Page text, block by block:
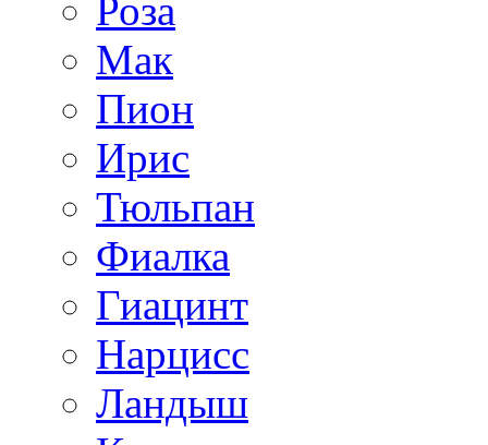
Роза
Мак
Пион
Ирис
Тюльпан
Фиалка
Гиацинт
Нарцисс
Ландыш